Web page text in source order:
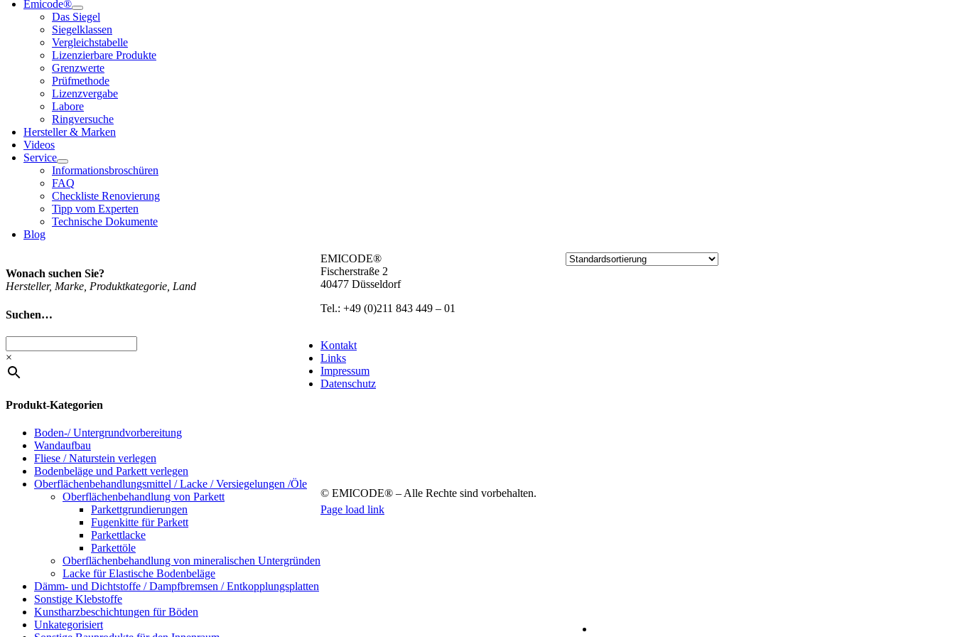
Emi­code®
Das Sie­gel
Sie­gel­klas­sen
Ver­gleichs­ta­bel­le
Lizen­zier­ba­re Pro­duk­te
Grenz­wer­te
Prüf­me­tho­de
Lizenz­ver­ga­be
Labo­re
Ring­ver­su­che
Her­stel­ler & Mar­ken
Vide­os
Ser­vice
Infor­ma­ti­ons­bro­schü­ren
FAQ
Check­lis­te Reno­vie­rung
Tipp vom Exper­ten
Tech­ni­sche Doku­men­te
Blog
Wonach suchen Sie?
Her­stel­ler, Mar­ke, Pro­dukt­ka­te­go­rie, Land
Suchen…
×
Produkt-Kategorien
Boden-/ Untergrundvorbereitung
Wandaufbau
Fliese / Naturstein verlegen
Bodenbeläge und Parkett verlegen
Oberflächenbehandlungsmittel / Lacke / Versiegelungen /Öle
Oberflächenbehandlung von Parkett
Parkettgrundierungen
Fugenkitte für Parkett
Parkettlacke
Parkettöle
Oberflächenbehandlung von mineralischen Untergründen
Lacke für Elastische Bodenbeläge
Dämm- und Dichtstoffe / Dampfbremsen / Entkopplungsplatten
Sonstige Klebstoffe
Kunstharzbeschichtungen für Böden
Unkategorisiert
EMICODE®
Fischer­stra­ße 2
40477 Düs­sel­dorf
Tel.: +49 (0)211 843 449 – 01
Kon­takt
Links
Impres­sum
Daten­schutz
© EMICODE® – Alle Rech­te sind vor­be­hal­ten.
Page load link